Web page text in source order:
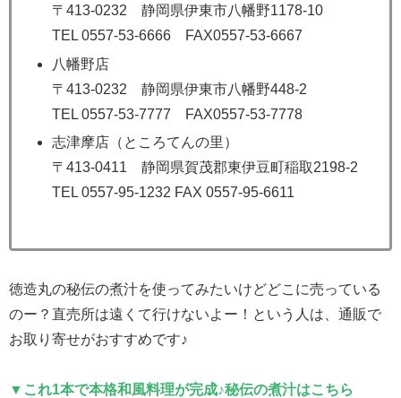
〒413-0232 静岡県伊東市八幡野1178-10
TEL 0557-53-6666 FAX0557-53-6667
八幡野店
〒413-0232 静岡県伊東市八幡野448-2
TEL 0557-53-7777 FAX0557-53-7778
志津摩店（ところてんの里）
〒413-0411 静岡県賀茂郡東伊豆町稲取2198-2
TEL 0557-95-1232 FAX 0557-95-6611
徳造丸の秘伝の煮汁を使ってみたいけどどこに売っている
のー？直売所は遠くて行けないよー！という人は、通販で
お取り寄せがおすすめです♪
▼これ1本で本格和風料理が完成♪秘伝の煮汁はこちら